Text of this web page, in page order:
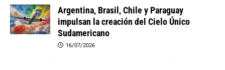
Argentina, Brasil, Chile y Paraguay
impulsan la creación del Cielo Único
Sudamericano
16/07/2026